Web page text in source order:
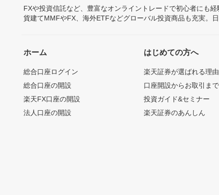
FXや投資信託など、豊富なオンライントレードで初心者にも
貨建てMMFやFX、海外ETFなどグローバル投資商品も充実。
ホーム
総合口座ログイン
総合口座の開設
楽天FX口座の開設
法人口座の開設
はじめての方へ
楽天証券が選ばれる理由
口座開設からお取引ま
投資ガイド&セミナー
楽天証券のあんしん